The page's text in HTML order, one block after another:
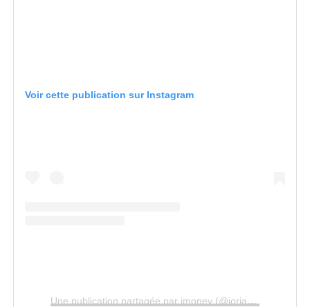
Voir cette publication sur Instagram
Une publication partagée par jmoney (@jorjasmith_)